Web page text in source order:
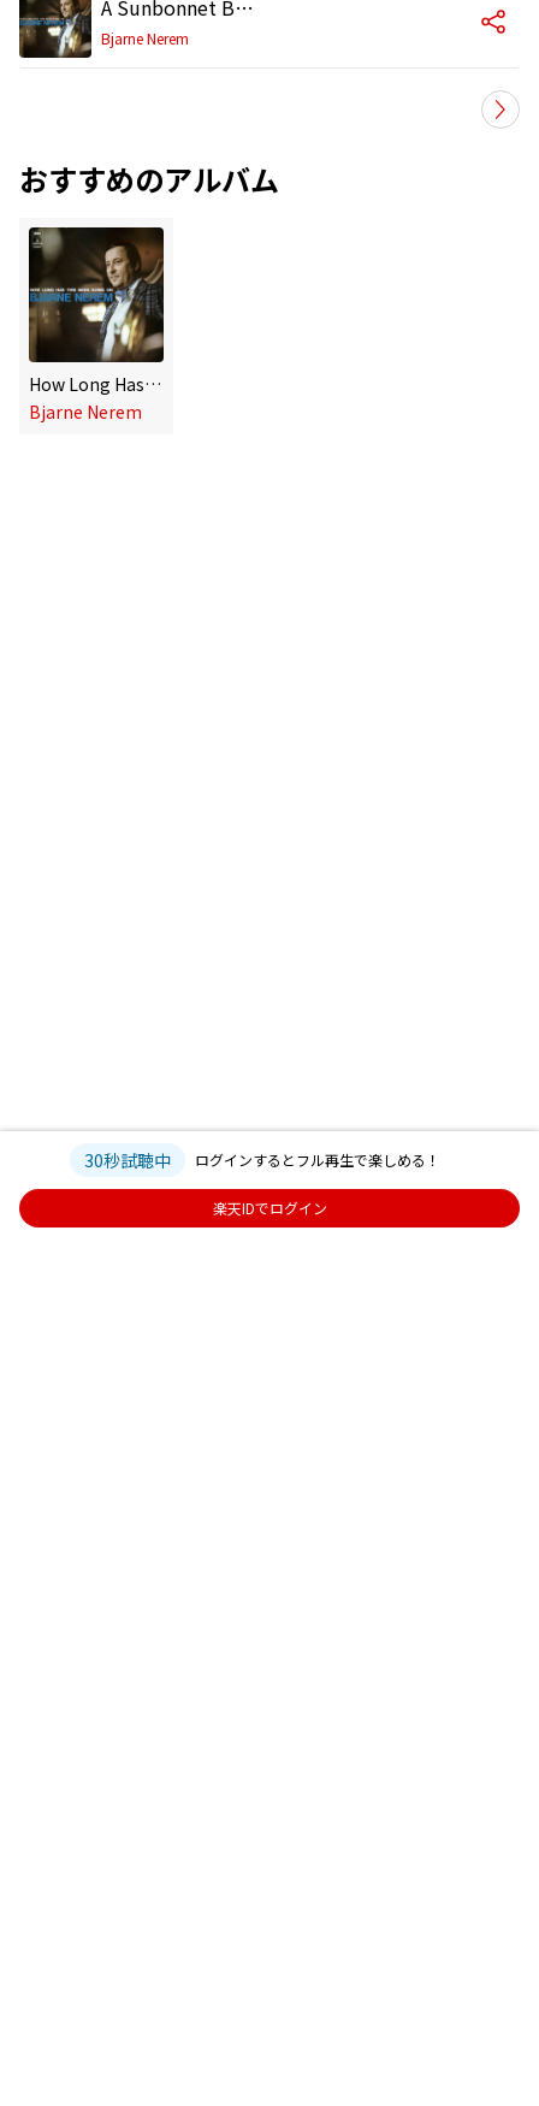
A Sunbonnet Blue
Bjarne Nerem
おすすめのアルバム
How Long Has This Been Going On
Bjarne Nerem
30秒試聴中 ログインするとフル再生で楽しめる！
楽天IDでログイン